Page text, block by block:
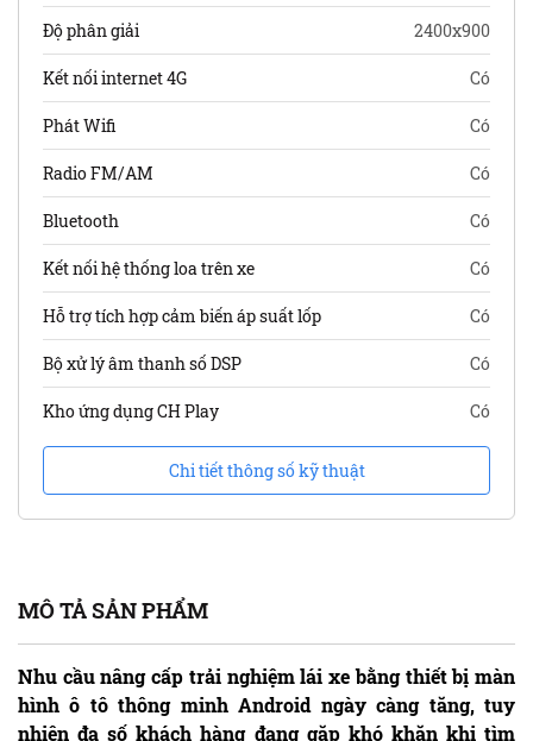
MÔ TẢ SẢN PHẨM
Nhu cầu nâng cấp trải nghiệm lái xe bằng thiết bị màn
hình ô tô thông minh Android ngày càng tăng, tuy
nhiên đa số khách hàng đang gặp khó khăn khi tìm
Độ phân giải 2400x900
Kết nối internet 4G Có
Phát Wifi Có
Radio FM/AM Có
Bluetooth Có
Kết nối hệ thống loa trên xe Có
Hỗ trợ tích hợp cảm biến áp suất lốp Có
Bộ xử lý âm thanh số DSP Có
Kho ứng dụng CH Play Có
Chi tiết thông số kỹ thuật